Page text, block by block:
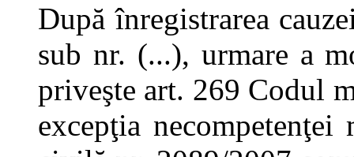
După înregistrarea
sub nr. (...), urmare a
priveşte art. 269 Codul
excepţia